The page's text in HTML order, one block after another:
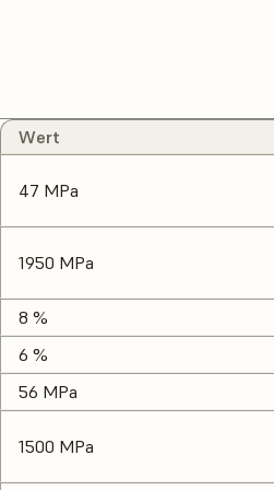
Wert
47 MPa
1950 MPa
8 %
6 %
56 MPa
1500 MPa